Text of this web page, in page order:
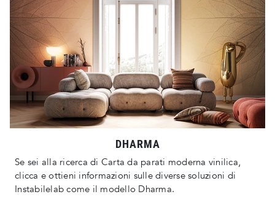
DHARMA
Se sei alla ricerca di Carta da parati moderna vinilica,
clicca e ottieni informazioni sulle diverse soluzioni di
Instabilelab come il modello Dharma.